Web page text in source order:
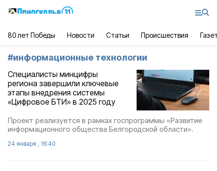
80 лет Победы Новости Статьи Происшествия
#информационные технологии
Специалисты минцифры
региона завершили ключевые
этапы внедрения системы
«Цифровое БТИ» в 2025 году
Проект реализуется в рамках госпрограммы «Развитие
информационного общества Белгородской области».
24 января , 16:40